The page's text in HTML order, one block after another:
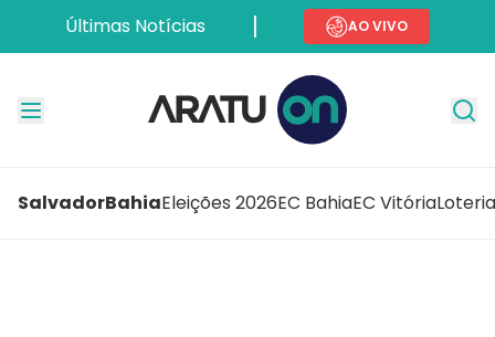
Últimas Notícias AO VIVO
SalvadorBahiaEleições 2026EC BahiaEC Vitória